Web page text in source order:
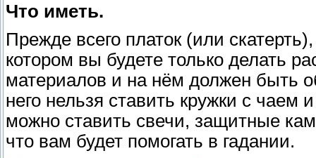
Что иметь.
Прежде всего платок (или
котором вы будете только делать
материалов и на нём должен быть
него нельзя ставить кружки с чаем
можно ставить свечи, защитные
что вам будет помогать в гадании.